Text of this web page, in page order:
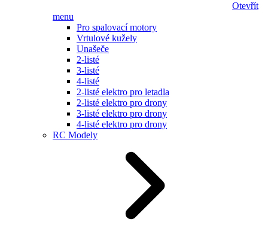
Otevřít
menu
Pro spalovací motory
Vrtulové kužely
Unašeče
2-listé
3-listé
4-listé
2-listé elektro pro letadla
2-listé elektro pro drony
3-listé elektro pro drony
4-listé elektro pro drony
RC Modely